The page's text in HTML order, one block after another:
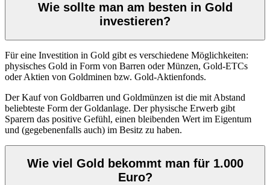
Wie sollte man am besten in Gold
investieren?
Für eine Investition in Gold gibt es verschiedene Möglichkeiten:
physisches Gold in Form von Barren oder Münzen, Gold-ETCs
oder Aktien von Goldminen bzw. Gold-Aktienfonds.
Der Kauf von Goldbarren und Goldmünzen ist die mit Abstand
beliebteste Form der Goldanlage. Der physische Erwerb gibt
Sparern das positive Gefühl, einen bleibenden Wert im Eigentum
und (gegebenenfalls auch) im Besitz zu haben.
Wie viel Gold bekommt man für 1.000
Euro?